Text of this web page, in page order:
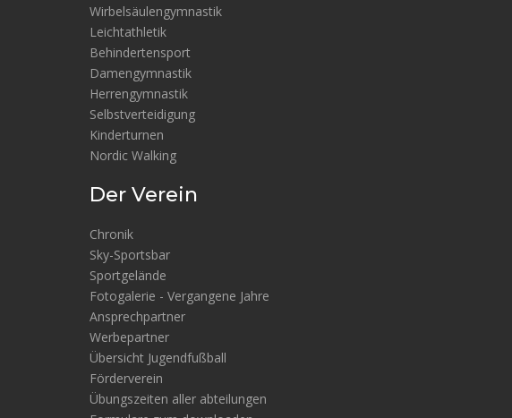
Wirbelsäulengymnastik
Leichtathletik
Behindertensport
Damengymnastik
Herrengymnastik
Selbstverteidigung
Kinderturnen
Nordic Walking
Der Verein
Chronik
Sky-Sportsbar
Sportgelände
Fotogalerie - Vergangene Jahre
Ansprechpartner
Werbepartner
Übersicht Jugendfußball
Förderverein
Übungszeiten aller abteilungen